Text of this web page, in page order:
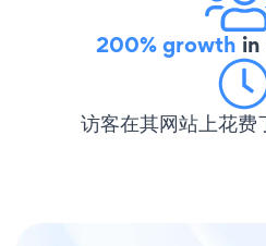
200% growth
访客在其网站上花费